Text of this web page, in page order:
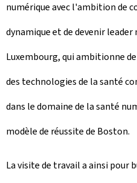
numérique avec l'ambition de
dynamique et de devenir leader
Luxembourg, qui ambitionne
des technologies de la santé
dans le domaine de la santé
modèle de réussite de Boston.
La visite de travail a ainsi pour